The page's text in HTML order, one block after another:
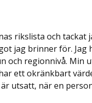
rikslista och tackat
jag brinner för.
och regionnivå.
ett okränkbart
utsatt, när en